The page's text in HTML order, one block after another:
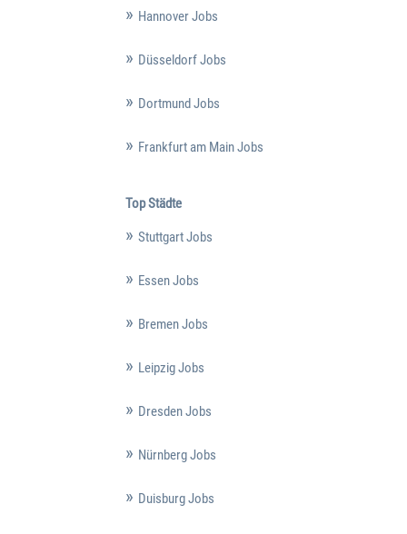
Hannover Jobs
Düsseldorf Jobs
Dortmund Jobs
Frankfurt am Main Jobs
Top Städte
Stuttgart Jobs
Essen Jobs
Bremen Jobs
Leipzig Jobs
Dresden Jobs
Nürnberg Jobs
Duisburg Jobs